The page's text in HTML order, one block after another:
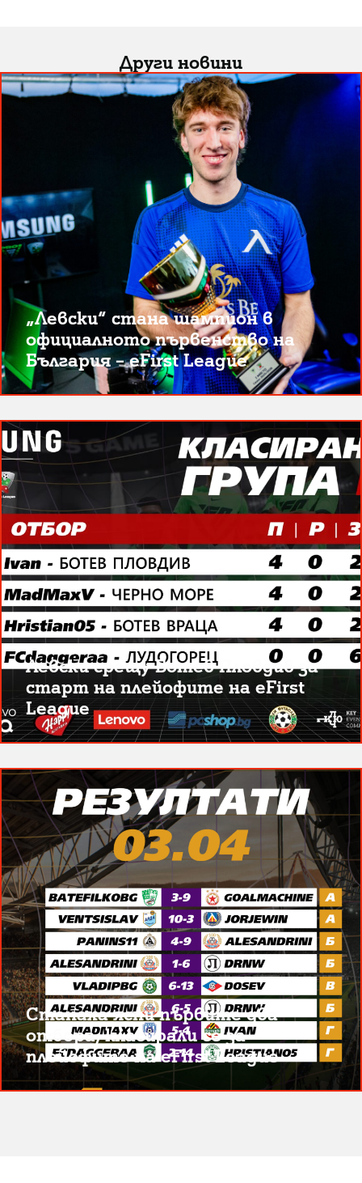
Други новини
„Левски“ стана шампион в
официалното първенство на
България – eFirst League
Левски срещу Ботев Пловдив за
старт на плейофите на eFirst
League
Станаха ясни първите два
отбора, класирали се за
плейофите на eFirst League